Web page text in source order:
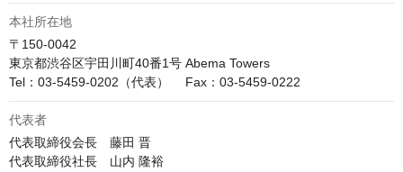
本社所在地
〒150-0042
東京都渋谷区宇田川町40番1号 Abema Towers
Tel：03-5459-0202（代表）　 Fax：03-5459-0222
代表者
代表取締役会長　藤田 晋
代表取締役社長　山内 隆裕